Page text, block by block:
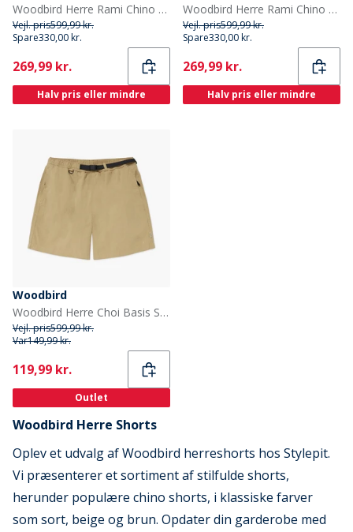
Woodbird Herre Rami Chino Shorts Sort
Vejl. pris599,99 kr.
Spare330,00 kr.
Current
269,99 kr.
Halv pris eller mindre
Woodbird Herre Rami Chino Shorts Stone
Vejl. pris599,99 kr.
Spare330,00 kr.
Current
269,99 kr.
Halv pris eller mindre
Woodbird
Woodbird Herre Choi Basis Shorts Sand
Vejl. pris599,99 kr.
Var149,99 kr.
Current
119,99 kr.
Outlet
Woodbird Herre Shorts
Oplev et udvalg af Woodbird herreshorts hos Stylepit.
Vi præsenterer et sortiment af stilfulde shorts,
herunder populære chino shorts, i klassiske farver
som sort, beige og brun. Opdater din garderobe med